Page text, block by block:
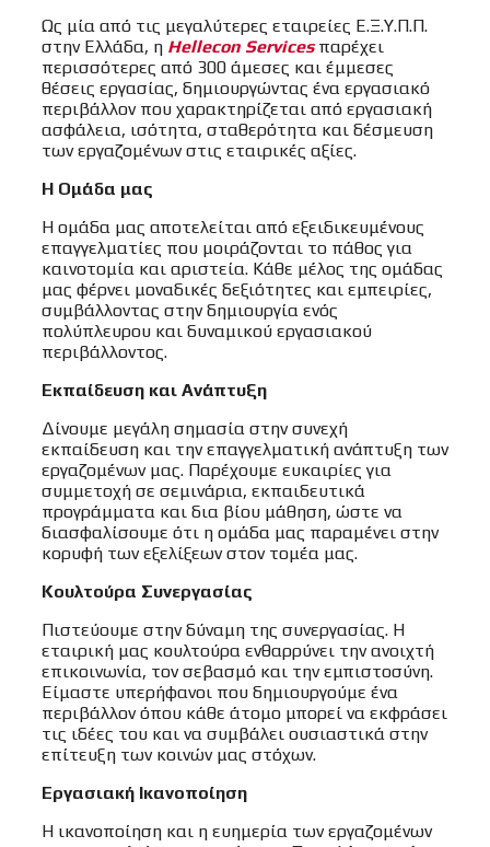
Ως μία από τις μεγαλύτερες εταιρείες Ε.Ξ.Υ.Π.Π.
στην Ελλάδα, η Hellecon Servicesπαρέχει
περισσότερες από 300 άμεσες και έμμεσες
θέσεις εργασίας, δημιουργώντας ένα εργασιακό
περιβάλλον που χαρακτηρίζεται από εργασιακή
ασφάλεια, ισότητα, σταθερότητα και δέσμευση
των εργαζομένων στις εταιρικές αξίες.
Η Ομάδα μας
Η ομάδα μας αποτελείται από εξειδικευμένους
επαγγελματίες που μοιράζονται το πάθος για
καινοτομία και αριστεία. Κάθε μέλος της ομάδας
μας φέρνει μοναδικές δεξιότητες και εμπειρίες,
συμβάλλοντας στην δημιουργία ενός
πολύπλευρου και δυναμικού εργασιακού
περιβάλλοντος.
Εκπαίδευση και Ανάπτυξη
Δίνουμε μεγάλη σημασία στην συνεχή
εκπαίδευση και την επαγγελματική ανάπτυξη των
εργαζομένων μας. Παρέχουμε ευκαιρίες για
συμμετοχή σε σεμινάρια, εκπαιδευτικά
προγράμματα και δια βίου μάθηση, ώστε να
διασφαλίσουμε ότι η ομάδα μας παραμένει στην
κορυφή των εξελίξεων στον τομέα μας.
Κουλτούρα Συνεργασίας
Πιστεύουμε στην δύναμη της συνεργασίας. Η
εταιρική μας κουλτούρα ενθαρρύνει την ανοιχτή
επικοινωνία, τον σεβασμό και την εμπιστοσύνη.
Είμαστε υπερήφανοι που δημιουργούμε ένα
περιβάλλον όπου κάθε άτομο μπορεί να εκφράσει
τις ιδέες του και να συμβάλει ουσιαστικά στην
επίτευξη των κοινών μας στόχων.
Εργασιακή Ικανοποίηση
Η ικανοποίηση και η ευημερία των εργαζομένων